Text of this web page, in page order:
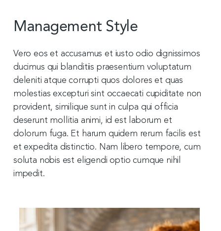
Management Style
Vero eos et accusamus et iusto odio dignissimos
ducimus qui blanditiis praesentium voluptatum
deleniti atque corrupti quos dolores et quas
molestias excepturi sint occaecati cupiditate non
provident, similique sunt in culpa qui officia
deserunt mollitia animi, id est laborum et
dolorum fuga. Et harum quidem rerum facilis est
et expedita distinctio. Nam libero tempore, cum
soluta nobis est eligendi optio cumque nihil
impedit.